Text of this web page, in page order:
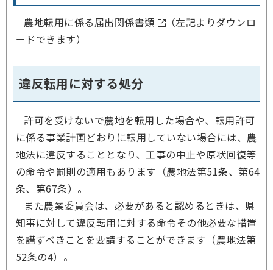
農地転用に係る届出関係書類
（左記よりダウンロ
ードできます）
違反転用に対する処分
許可を受けないで農地を転用した場合や、転用許可
に係る事業計画どおりに転用していない場合には、農
地法に違反することとなり、工事の中止や原状回復等
の命令や罰則の適用もあります（農地法第51条、第64
条、第67条）。
また農業委員会は、必要があると認めるときは、県
知事に対して違反転用に対する命令その他必要な措置
を講ずべきことを要請することができます（農地法第
52条の4）。